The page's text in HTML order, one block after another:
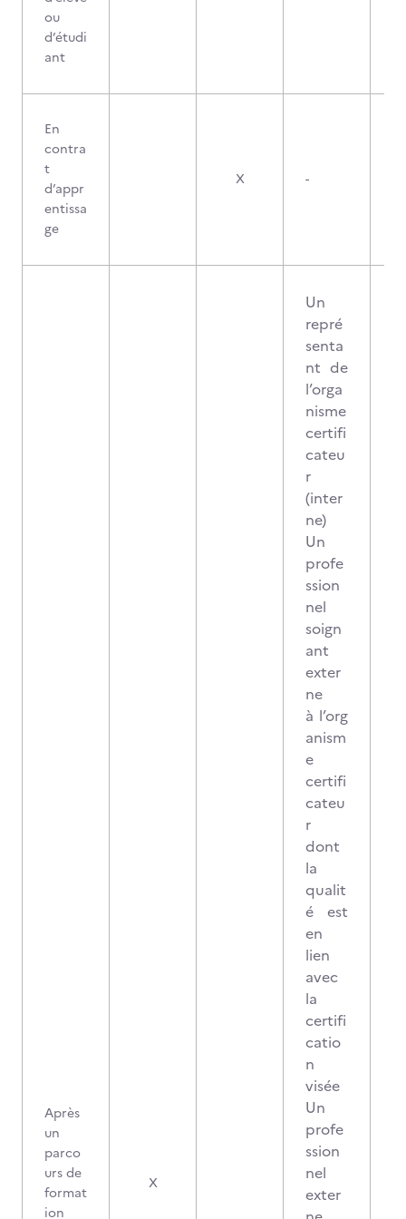
ou
d’étudi
ant
En
contra
t
d’appr
entissa
ge
X -
Après
un
parco
urs de
format
ion
X
Un
repré
senta
nt de
l’orga
nisme
certifi
cateu
r
(inter
ne)
Un
profe
ssion
nel
soign
ant
exter
ne
à l’org
anism
e
certifi
cateu
r
dont
la
qualit
é est
en
lien
avec
la
certifi
catio
n
visée
Un
profe
ssion
nel
exter